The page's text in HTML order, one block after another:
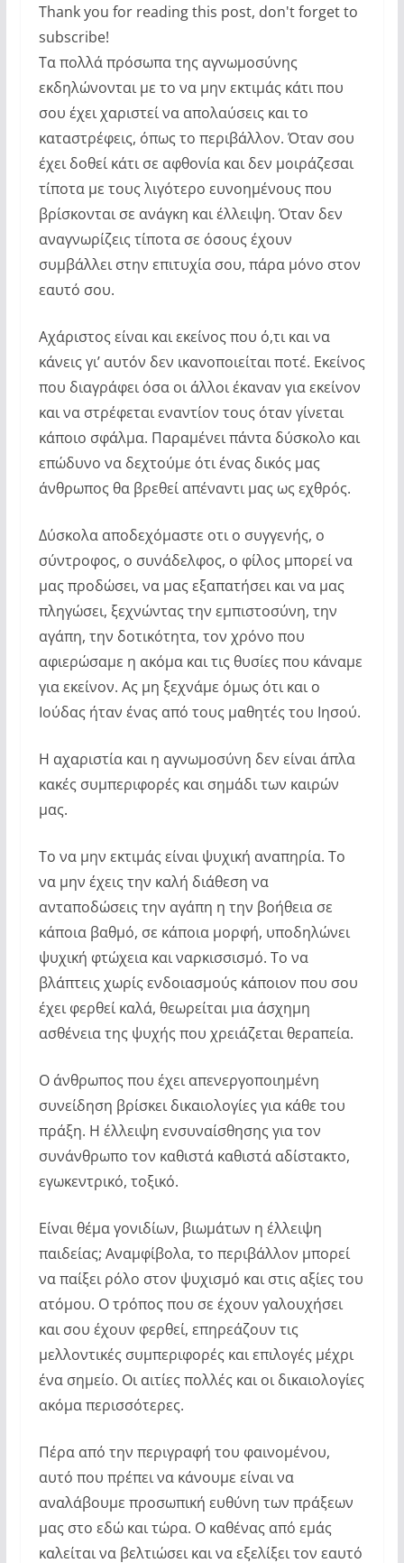
Thank you for reading this post, don't forget to
subscribe!
Τα πολλά πρόσωπα της αγνωμοσύνης
εκδηλώνονται με το να μην εκτιμάς κάτι που
σου έχει χαριστεί να απολαύσεις και το
καταστρέφεις, όπως το περιβάλλον. Όταν σου
έχει δοθεί κάτι σε αφθονία και δεν μοιράζεσαι
τίποτα με τους λιγότερο ευνοημένους που
βρίσκονται σε ανάγκη και έλλειψη. Όταν δεν
αναγνωρίζεις τίποτα σε όσους έχουν
συμβάλλει στην επιτυχία σου, πάρα μόνο στον
εαυτό σου.
Αχάριστος είναι και εκείνος που ό,τι και να
κάνεις γι’ αυτόν δεν ικανοποιείται ποτέ. Εκείνος
που διαγράφει όσα οι άλλοι έκαναν για εκείνον
και να στρέφεται εναντίον τους όταν γίνεται
κάποιο σφάλμα. Παραμένει πάντα δύσκολο και
επώδυνο να δεχτούμε ότι ένας δικός μας
άνθρωπος θα βρεθεί απέναντι μας ως εχθρός.
Δύσκολα αποδεχόμαστε οτι ο συγγενής, ο
σύντροφος, ο συνάδελφος, ο φίλος μπορεί να
μας προδώσει, να μας εξαπατήσει και να μας
πληγώσει, ξεχνώντας την εμπιστοσύνη, την
αγάπη, την δοτικότητα, τον χρόνο που
αφιερώσαμε η ακόμα και τις θυσίες που κάναμε
για εκείνον. Ας μη ξεχνάμε όμως ότι και ο
Ιούδας ήταν ένας από τους μαθητές του Ιησού.
Η αχαριστία και η αγνωμοσύνη δεν είναι άπλα
κακές συμπεριφορές και σημάδι των καιρών
μας.
Το να μην εκτιμάς είναι ψυχική αναπηρία. Το
να μην έχεις την καλή διάθεση να
ανταποδώσεις την αγάπη η την βοήθεια σε
κάποια βαθμό, σε κάποια μορφή, υποδηλώνει
ψυχική φτώχεια και ναρκισσισμό. Το να
βλάπτεις χωρίς ενδοιασμούς κάποιον που σου
έχει φερθεί καλά, θεωρείται μια άσχημη
ασθένεια της ψυχής που χρειάζεται θεραπεία.
Ο άνθρωπος που έχει απενεργοποιημένη
συνείδηση βρίσκει δικαιολογίες για κάθε του
πράξη. Η έλλειψη ενσυναίσθησης για τον
συνάνθρωπο τον καθιστά καθιστά αδίστακτο,
εγωκεντρικό, τοξικό.
Είναι θέμα γονιδίων, βιωμάτων η έλλειψη
παιδείας; Αναμφίβολα, το περιβάλλον μπορεί
να παίξει ρόλο στον ψυχισμό και στις αξίες του
ατόμου. Ο τρόπος που σε έχουν γαλουχήσει
και σου έχουν φερθεί, επηρεάζουν τις
μελλοντικές συμπεριφορές και επιλογές μέχρι
ένα σημείο. Οι αιτίες πολλές και οι δικαιολογίες
ακόμα περισσότερες.
Πέρα από την περιγραφή του φαινομένου,
αυτό που πρέπει να κάνουμε είναι να
αναλάβουμε προσωπική ευθύνη των πράξεων
μας στο εδώ και τώρα. Ο καθένας από εμάς
καλείται να βελτιώσει και να εξελίξει τον εαυτό